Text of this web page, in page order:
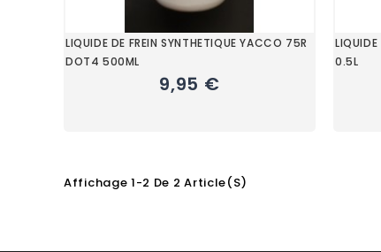
LIQUIDE DE FREIN SYNTHETIQUE YACCO 75R
DOT4 500ML
9,95 €
0.5L
Affichage 1-2 De 2 Article(s)